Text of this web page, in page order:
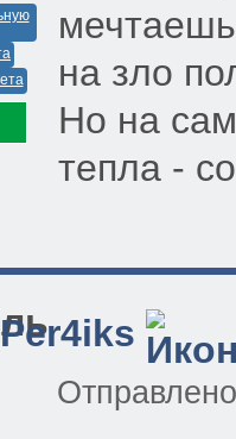
на зло
Но на
тепла -
Per4iks